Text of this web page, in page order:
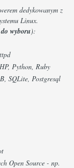
dedykowanym z
Linux.
wyboru):
Python, Ruby
SQLite, Postgresql
Open Source - np.